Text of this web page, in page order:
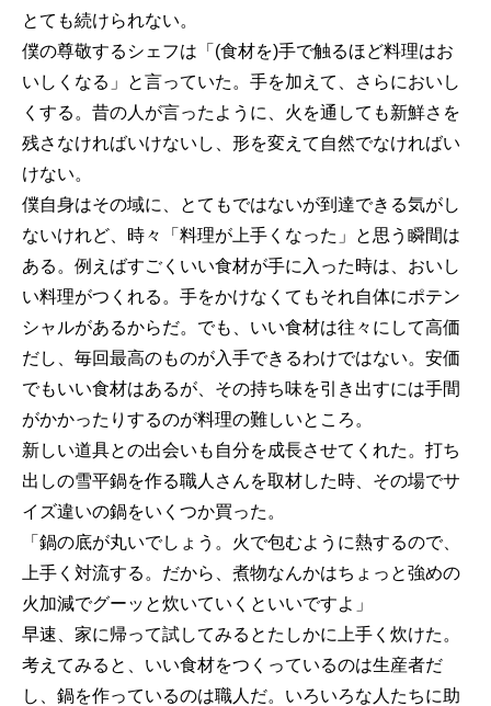
とても続けられない。
僕の尊敬するシェフは「(食材を)手で触るほど料理はお
いしくなる」と言っていた。手を加えて、さらにおいし
くする。昔の人が言ったように、火を通しても新鮮さを
残さなければいけないし、形を変えて自然でなければい
けない。
僕自身はその域に、とてもではないが到達できる気がし
ないけれど、時々「料理が上手くなった」と思う瞬間は
ある。例えばすごくいい食材が手に入った時は、おいし
い料理がつくれる。手をかけなくてもそれ自体にポテン
シャルがあるからだ。でも、いい食材は往々にして高価
だし、毎回最高のものが入手できるわけではない。安価
でもいい食材はあるが、その持ち味を引き出すには手間
がかかったりするのが料理の難しいところ。
新しい道具との出会いも自分を成長させてくれた。打ち
出しの雪平鍋を作る職人さんを取材した時、その場でサ
イズ違いの鍋をいくつか買った。
「鍋の底が丸いでしょう。火で包むように熱するので、
上手く対流する。だから、煮物なんかはちょっと強めの
火加減でグーッと炊いていくといいですよ」
早速、家に帰って試してみるとたしかに上手く炊けた。
考えてみると、いい食材をつくっているのは生産者だ
し、鍋を作っているのは職人だ。いろいろな人たちに助